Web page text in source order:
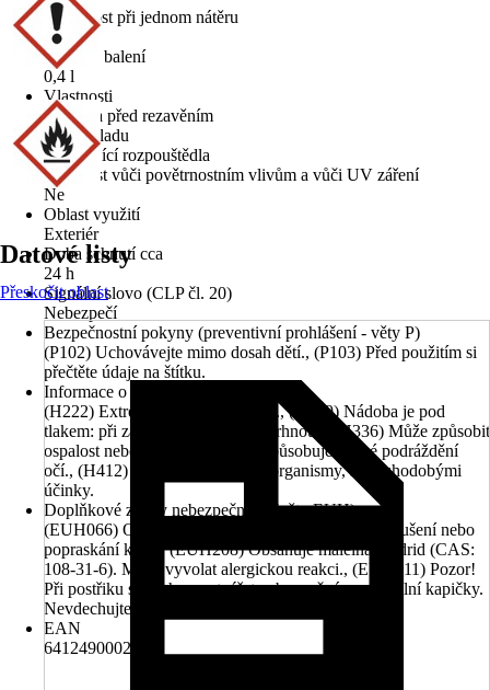
Vydatnost při jednom nátěru
2,5 m²/l
Velikost balení
0,4 l
Vlastnosti
Ochrana před rezavěním
Typ základu
Obsahující rozpouštědla
Odolnost vůči povětrnostním vlivům a vůči UV záření
Ne
Oblast využití
Exteriér
Doba schnutí cca
24 h
Signální slovo (CLP čl. 20)
Nebezpečí
Bezpečnostní pokyny (preventivní prohlášení - věty P)
(P102) Uchovávejte mimo dosah dětí., (P103) Před použitím si
přečtěte údaje na štítku.
Informace o nebezpečnosti (věty H)
(H222) Extrémně hořlavý aerosol., (H229) Nádoba je pod
tlakem: při zahřívání se může roztrhnout., (H336) Může způsobit
ospalost nebo závratě., (H319) Způsobuje vážné podráždění
očí., (H412) Škodlivý pro vodní organismy, s dlouhodobými
účinky.
Doplňkové znaky nebezpečnosti (věty EUH)
(EUH066) Opakovaná expozice může způsobit vysušení nebo
popraskání kůže., (EUH208) Obsahuje maleinanhydrid (CAS:
108-31-6). Může vyvolat alergickou reakci., (EUH211) Pozor!
Při postřiku se mohou vytvářet nebezpečné respirabilní kapičky.
Nevdechujte aerosoly nebo mlhu.
EAN
6412490002503
Datové listy
Přeskočit oblast